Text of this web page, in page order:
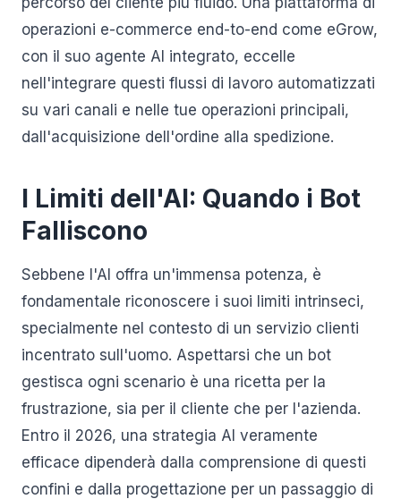
operazioni e-commerce end-to-end come eGrow,
con il suo agente AI integrato, eccelle
nell'integrare questi flussi di lavoro automatizzati
su vari canali e nelle tue operazioni principali,
dall'acquisizione dell'ordine alla spedizione.
I Limiti dell'AI: Quando i Bot
Falliscono
Sebbene l'AI offra un'immensa potenza, è
fondamentale riconoscere i suoi limiti intrinseci,
specialmente nel contesto di un servizio clienti
incentrato sull'uomo. Aspettarsi che un bot
gestisca ogni scenario è una ricetta per la
frustrazione, sia per il cliente che per l'azienda.
Entro il 2026, una strategia AI veramente
efficace dipenderà dalla comprensione di questi
confini e dalla progettazione per un passaggio di